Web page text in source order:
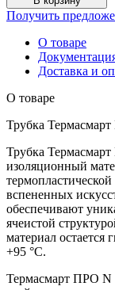
Получить
О товаре
Доставка и
О товаре
Трубка
Трубка
изоляционный
вспененных
обеспечивают
ячеистой
материал остается
+95 °C.
Термасмарт ПРО N